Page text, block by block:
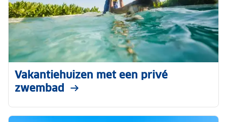
Vakantiehuizen met een privé
zwembad